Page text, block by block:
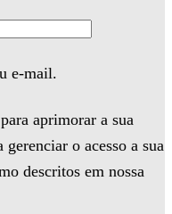
e-mail.
aprimorar a sua
o acesso a sua
descritos em nossa